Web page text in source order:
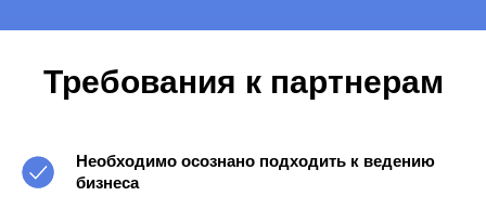
Требования к партнерам
Необходимо осознано подходить к ведению
бизнеса